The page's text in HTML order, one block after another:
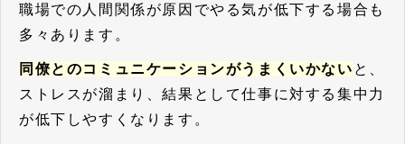
職場での人間関係が原因でやる気が低下する場合も
多々あります。
同僚とのコミュニケーションがうまくいかない と、
ストレスが溜まり、結果として仕事に対する集中力
が低下しやすくなります。